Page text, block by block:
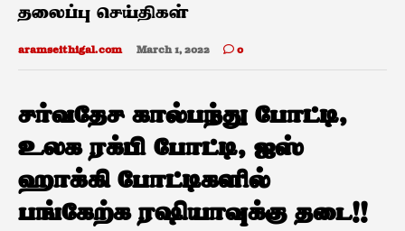
தலைப்பு செய்திகள்
aramseithigal.com March 1, 2022 0
சர்வதேச கால்பந்து போட்டி,
உலக ரக்பி போட்டி, ஐஸ்
ஹாக்கி போட்டிகளில்
பங்கேற்க ரஷியாவுக்கு தடை!!